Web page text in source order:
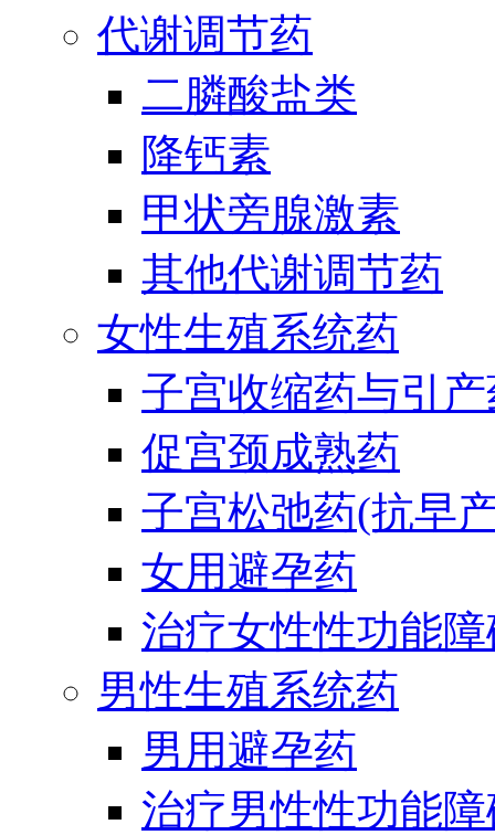
代谢调节药
二膦酸盐类
降钙素
甲状旁腺激素
其他代谢调节药
女性生殖系统药
子宫收缩药与引
促宫颈成熟药
子宫松弛药(抗早
女用避孕药
治疗女性性功能
男性生殖系统药
男用避孕药
治疗男性性功能